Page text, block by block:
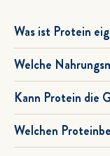
Was ist Protein
Welche
Kann Protein die
Welchen